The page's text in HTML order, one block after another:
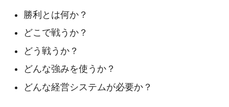
勝利とは何か？
どこで戦うか？
どう戦うか？
どんな強みを使うか？
どんな経営システムが必要か？